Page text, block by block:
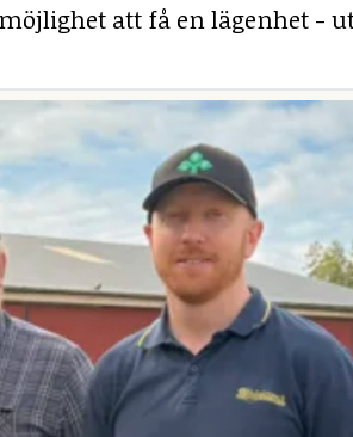
att få en lägenhet -